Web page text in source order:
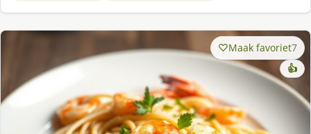
Maak favoriet7
👍